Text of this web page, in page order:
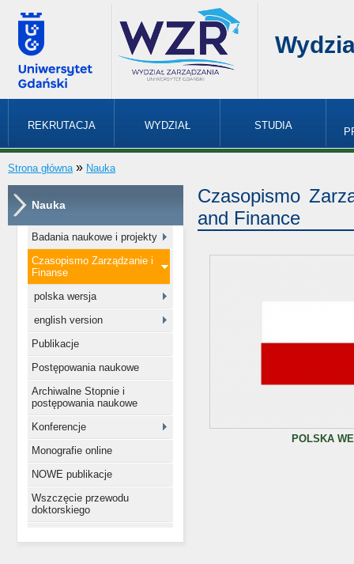
REKRUTACJA WYDZIAŁ STUDIA
Strona główna » Nauka
Nauka
Badania naukowe i projekty
Czasopismo Zarządzanie i
Finanse
polska wersja
english version
Publikacje
Postępowania naukowe
Archiwalne Stopnie i
postępowania naukowe
Konferencje
Monografie online
NOWE publikacje
Wszczęcie przewodu
doktorskiego
Czasopismo
and Finance
POLSKA